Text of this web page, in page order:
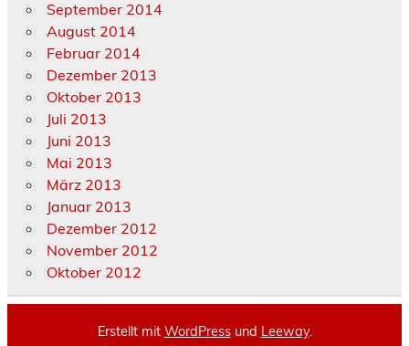
September 2014
August 2014
Februar 2014
Dezember 2013
Oktober 2013
Juli 2013
Juni 2013
Mai 2013
März 2013
Januar 2013
Dezember 2012
November 2012
Oktober 2012
Erstellt mit WordPressund Leeway.